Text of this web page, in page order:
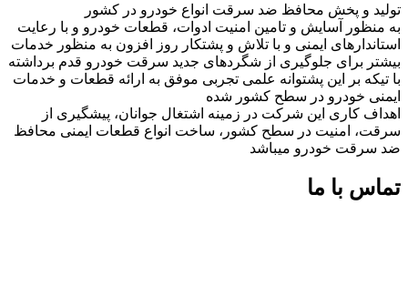
تولید و پخش محافظ ضد سرقت انواع خودرو در کشور
به منظور آسایش و تامین امنیت ادوات، قطعات خودرو و با رعایت
استاندارهای ایمنی و با تلاش و پشتکار روز افزون به منظور خدمات
بیشتر برای جلوگیری از شگردهای جدید سرقت خودرو قدم برداشته
با تیکه بر این پشتوانه علمی تجربی موفق به ارائه قطعات و خدمات
ایمنی خودرو در سطح کشور شده
اهداف کاری این شرکت در زمینه اشتغال جوانان، پیشگیری از
سرقت، امنیت در سطح کشور، ساخت انواع قطعات ایمنی محافظ
ضد سرقت خودرو میباشد
تماس با ما